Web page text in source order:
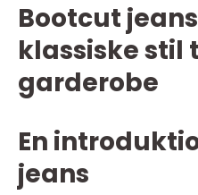
Bootcut
klassiske stil
garderobe
En
jeans